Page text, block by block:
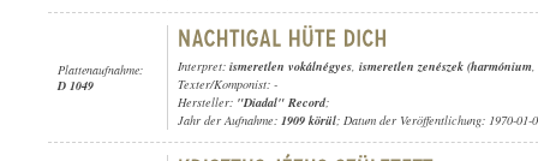
Plattenaufnahme:
D 1049
Interpret: ismeretlen vokálnégyes, ismeretlen zenészek (harmónium,
Texter/Komponist: -
Hersteller: "Diadal" Record;
Jahr der Aufnahme: 1909 körül; Datum der Veröffentlichung: 1970-01-